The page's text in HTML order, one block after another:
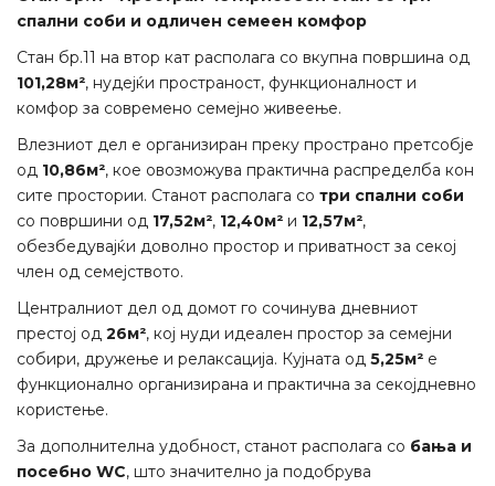
спални соби и одличен семеен комфор
Стан бр.11 на втор кат располага со вкупна површина од
101,28м², нудејќи пространост, функционалност и
комфор за современо семејно живеење.
Влезниот дел е организиран преку пространо претсобје
од 10,86м², кое овозможува практична распределба кон
сите простории. Станот располага со три спални соби
со површини од 17,52м², 12,40м² и 12,57м²,
обезбедувајќи доволно простор и приватност за секој
член од семејството.
Централниот дел од домот го сочинува дневниот
престој од 26м², кој нуди идеален простор за семејни
собири, дружење и релаксација. Кујната од 5,25м² е
функционално организирана и практична за секојдневно
користење.
За дополнителна удобност, станот располага со бања и
посебно WC, што значително ја подобрува